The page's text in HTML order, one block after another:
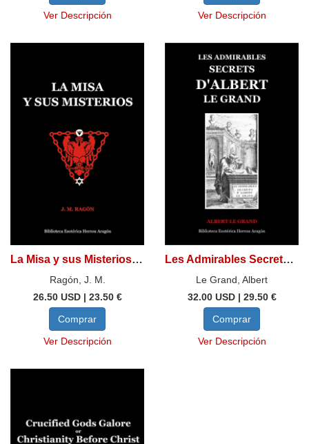
Ver Descripción
Ver Descripción
La Misa y sus Misterios. Comparados con el mito solar de los misterios antiguos
Ragón, J. M.
26.50 USD | 23.50 €
Comprar
Ver Descripción
Les Admirables Secrets D'Albert Le Grand
Le Grand, Albert
32.00 USD | 29.50 €
Comprar
Ver Descripción